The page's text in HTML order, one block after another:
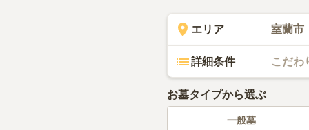
エリア 室蘭市
詳細条件 こだわ
お墓タイプから選ぶ
一般墓